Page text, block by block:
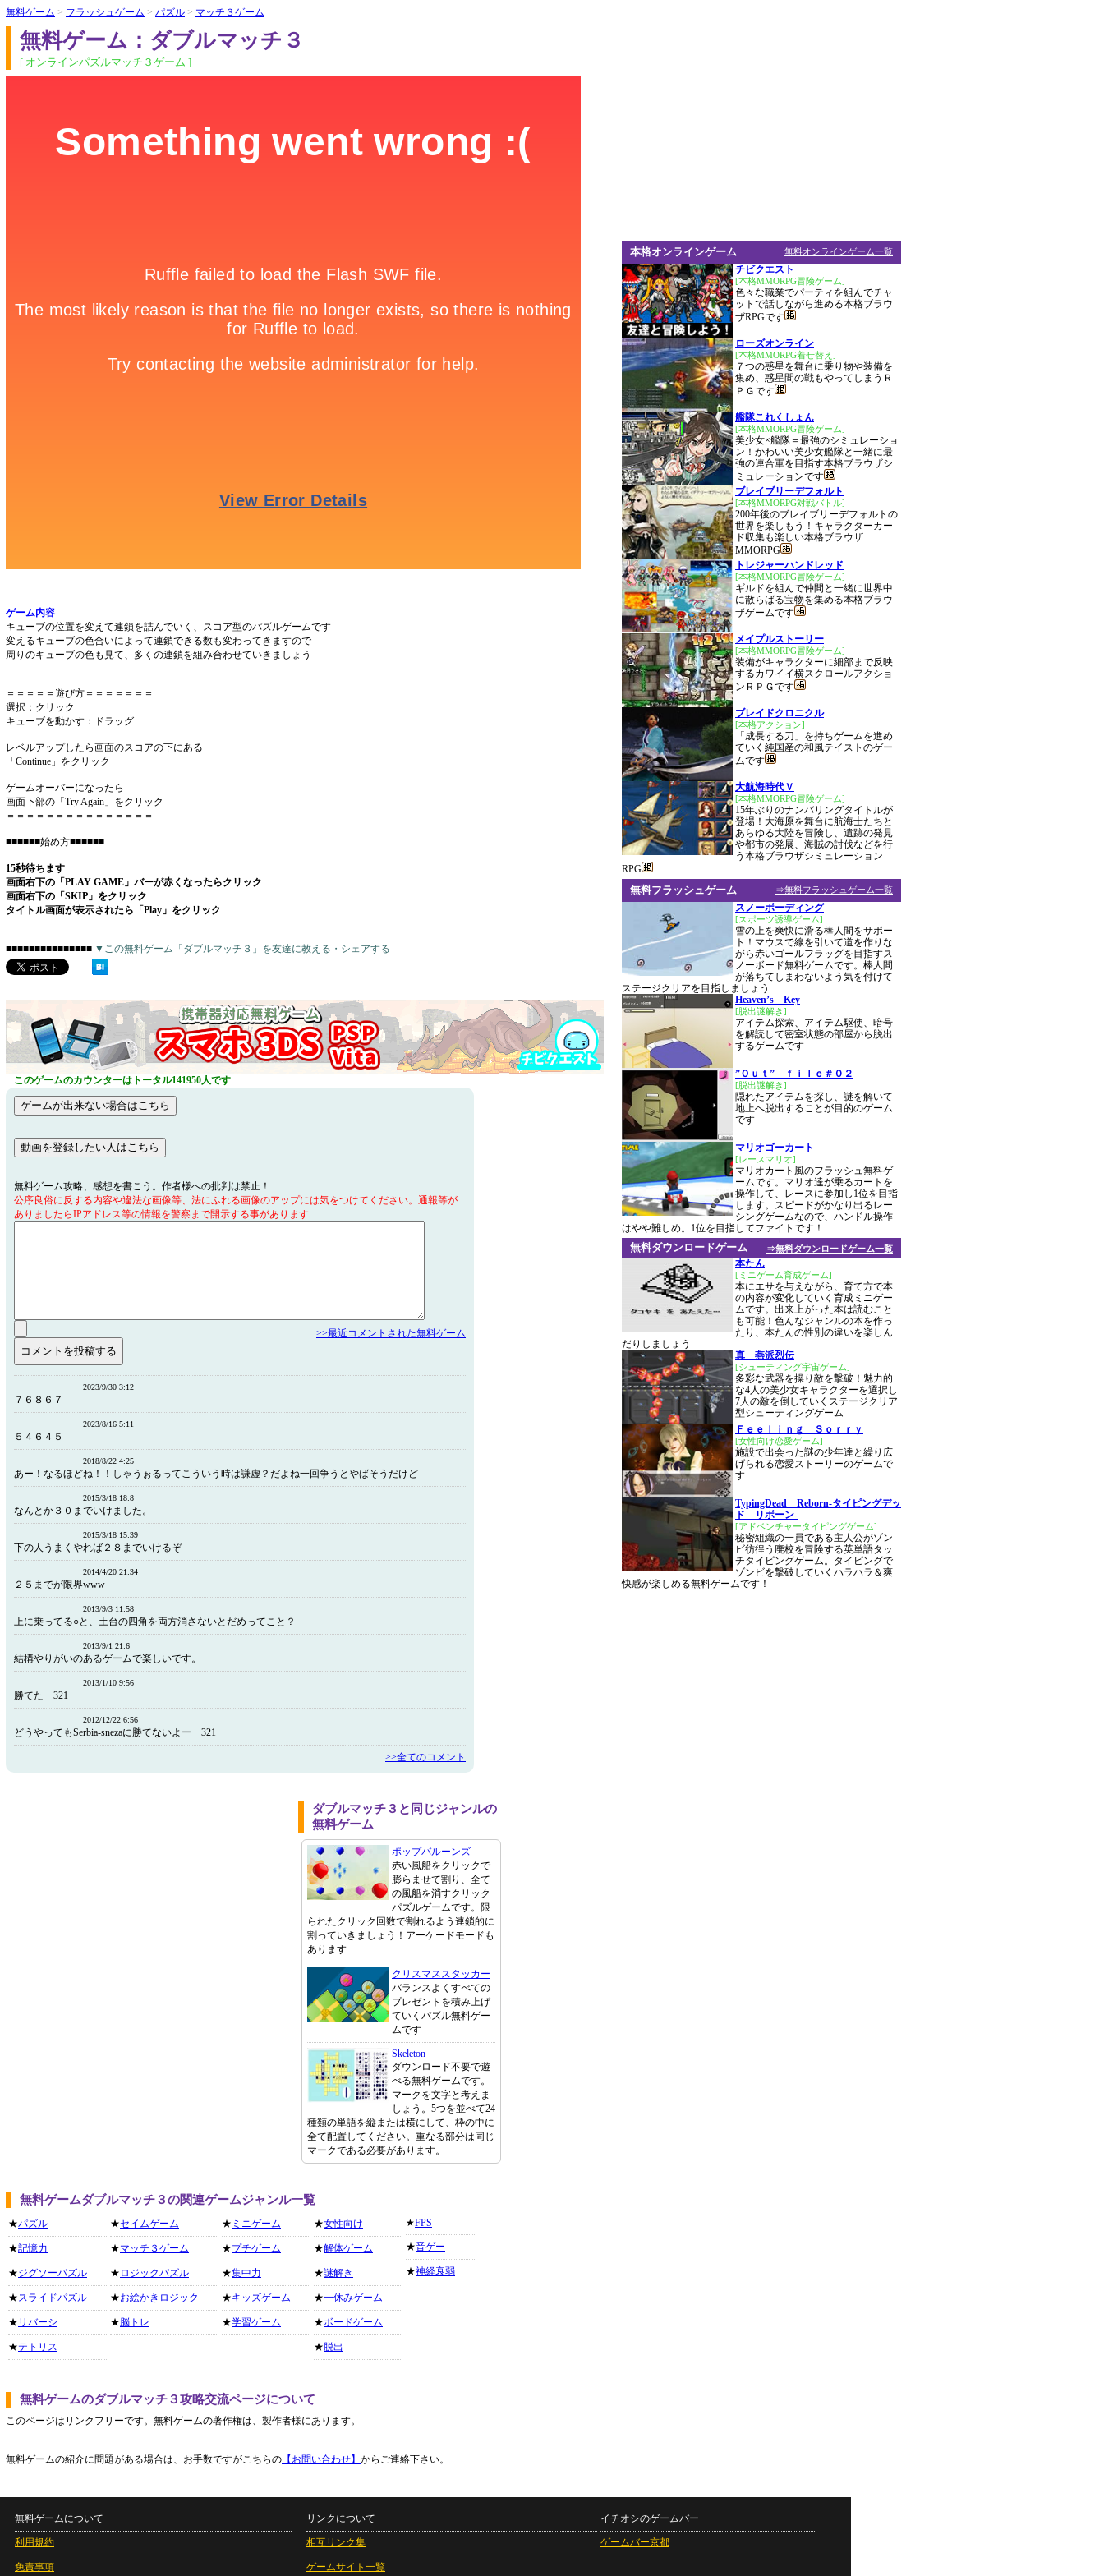
無料ゲーム > フラッシュゲーム > パズル > マッチ３ゲーム
無料ゲーム：ダブルマッチ３
[ オンラインパズルマッチ３ゲーム ]
ゲーム内容
キューブの位置を変えて連鎖を詰んでいく、スコア型のパズルゲームです
変えるキューブの色合いによって連鎖できる数も変わってきますので
周りのキューブの色も見て、多くの連鎖を組み合わせていきましょう
＝＝＝＝＝遊び方＝＝＝＝＝＝＝
選択：クリック
キューブを動かす：ドラッグ
レベルアップしたら画面のスコアの下にある
「Continue」をクリック
ゲームオーバーになったら
画面下部の「Try Again」をクリック
＝＝＝＝＝＝＝＝＝＝＝＝＝＝＝
■■■■■■始め方■■■■■■
15秒待ちます
画面右下の「PLAY GAME」バーが赤くなったらクリック
画面右下の「SKIP」をクリック
タイトル画面が表示されたら「Play」をクリック
■■■■■■■■■■■■■■■ ▼この無料ゲーム「ダブルマッチ３」を友達に教える・シェアする
このゲームのカウンターはトータル141950人です
無料ゲーム攻略、感想を書こう。作者様への批判は禁止！
公序良俗に反する内容や違法な画像等、法にふれる画像のアップには気をつけてください。通報等が
ありましたらIPアドレス等の情報を警察まで開示する事があります
>>最近コメントされた無料ゲーム
2023/9/30 3:12
７６８６７
2023/8/16 5:11
５４６４５
2018/8/22 4:25
あー！なるほどね！！しゃうぉるってこういう時は謙虚？だよね一回争うとやばそうだけど
2015/3/18 18:8
なんとか３０までいけました。
2015/3/18 15:39
下の人うまくやれば２８までいけるぞ
2014/4/20 21:34
２５までが限界www
2013/9/3 11:58
上に乗ってる○と、土台の四角を両方消さないとだめってこと？
2013/9/1 21:6
結構やりがいのあるゲームで楽しいです。
2013/1/10 9:56
勝てた 321
2012/12/22 6:56
どうやってもSerbia-snezaに勝てないよー 321
>>全てのコメント
ダブルマッチ３と同じジャンルの
無料ゲーム
ポップバルーンズ
赤い風船をクリックで
膨らませて割り、全て
の風船を消すクリック
パズルゲームです。限
られたクリック回数で割れるよう連鎖的に
割っていきましょう！アーケードモードも
あります
クリスマススタッカー
バランスよくすべての
プレゼントを積み上げ
ていくパズル無料ゲー
ムです
Skeleton
ダウンロード不要で遊
べる無料ゲームです。
マークを文字と考えま
しょう。5つを並べて24
種類の単語を縦または横にして、枠の中に
全て配置してください。重なる部分は同じ
マークである必要があります。
無料ゲームダブルマッチ３の関連ゲームジャンル一覧
★パズル
★記憶力
★ジグソーパズル
★スライドパズル
★ リバーシ
★テトリス
★セイムゲーム
★マッチ３ゲーム
★ ロジックパズル
★お絵かきロジック
★脳トレ
★ ミニゲーム
★プチゲーム
★集中力
★キッズゲーム
★学習ゲーム
★女性向け
★解体ゲーム
★謎解き
★一休みゲーム
★ボードゲーム
★ 脱出
★FPS
★音ゲー
★神経衰弱
無料ゲームのダブルマッチ３攻略交流ページについて
このページはリンクフリーです。無料ゲームの著作権は、製作者様にあります。
無料ゲームの紹介に問題がある場合は、お手数ですがこちらの 【お問い合わせ】 からご連絡下さい。
無料オンラインゲーム一覧
本格オンラインゲーム
チビクエスト
[本格MMORPG冒険ゲーム]
色々な職業でパーティを組んでチャ
ットで話しながら進める本格ブラウ
ザRPGです
ローズオンライン
[本格MMORPG着せ替え]
７つの惑星を舞台に乗り物や装備を
集め、惑星間の戦もやってしまうＲ
ＰＧです
艦隊これくしょん
[本格MMORPG冒険ゲーム]
美少女×艦隊＝最強のシミュレーショ
ン！かわいい美少女艦隊と一緒に最
強の連合軍を目指す本格ブラウザシ
ミュレーションです
ブレイブリーデフォルト
[本格MMORPG対戦バトル]
200年後のブレイブリーデフォルトの
世界を楽しもう！キャラクターカー
ド収集も楽しい本格ブラウザ
MMORPG
トレジャーハンドレッド
[本格MMORPG冒険ゲーム]
ギルドを組んで仲間と一緒に世界中
に散らばる宝物を集める本格ブラウ
ザゲームです
メイプルストーリー
[本格MMORPG冒険ゲーム]
装備がキャラクターに細部まで反映
するカワイイ横スクロールアクショ
ンＲＰＧです
ブレイドクロニクル
[本格アクション]
「成長する刀」を持ちゲームを進め
ていく純国産の和風テイストのゲー
ムです
大航海時代Ｖ
[本格MMORPG冒険ゲーム]
15年ぶりのナンバリングタイトルが
登場！大海原を舞台に航海士たちと
あらゆる大陸を冒険し、遺跡の発見
や都市の発展、海賊の討伐などを行
う本格ブラウザシミュレーション
RPG
⇒無料フラッシュゲーム一覧
無料フラッシュゲーム
スノーボーディング
[スポーツ誘導ゲーム]
雪の上を爽快に滑る棒人間をサポー
ト！マウスで線を引いて道を作りな
がら赤いゴールフラッグを目指すス
ノーボード無料ゲームです。棒人間
が落ちてしまわないよう気を付けて
ステージクリアを目指しましょう
Heaven’s Key
[脱出謎解き]
アイテム探索、アイテム駆使、暗号
を解読して密室状態の部屋から脱出
するゲームです
”Ｏｕｔ” ｆｉｌｅ＃０２
[脱出謎解き]
隠れたアイテムを探し、謎を解いて
地上へ脱出することが目的のゲーム
です
マリオゴーカート
[レースマリオ]
マリオカート風のフラッシュ無料ゲ
ームです。マリオ達が乗るカートを
操作して、レースに参加し1位を目指
します。スピードがかなり出るレー
シングゲームなので、ハンドル操作
はやや難しめ。1位を目指してファイトです！
⇒無料ダウンロードゲーム一覧
無料ダウンロードゲーム
本たん
[ミニゲーム育成ゲーム]
本にエサを与えながら、育て方で本
の内容が変化していく育成ミニゲー
ムです。出来上がった本は読むこと
も可能！色んなジャンルの本を作っ
たり、本たんの性別の違いを楽しん
だりしましょう
真 燕派烈伝
[シューティング宇宙ゲーム]
多彩な武器を操り敵を撃破！魅力的
な4人の美少女キャラクターを選択し
7人の敵を倒していくステージクリア
型シューティングゲーム
Ｆｅｅｌｉｎｇ Ｓｏｒｒｙ
[女性向け恋愛ゲーム]
施設で出会った謎の少年達と繰り広
げられる恋愛ストーリーのゲームで
す
TypingDead Reborn-タイピングデッ
ド リボーン-
[アドベンチャータイピングゲーム]
秘密組織の一員である主人公がゾン
ビ彷徨う廃校を冒険する英単語タッ
チタイピングゲーム。タイピングで
ゾンビを撃破していくハラハラ＆爽
快感が楽しめる無料ゲームです！
無料ゲームについて
利用規約
免責事項
リンクについて
相互リンク集
ゲームサイト一覧
イチオシのゲームバー
ゲームバー京都